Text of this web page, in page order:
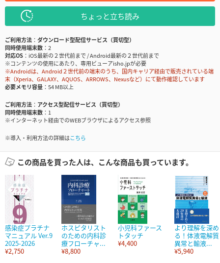
ちょっと立ち読み
ご利用方法
ダウンロード型配信サービス（買切型）
同時使用端末数
2
対応OS
iOS最新の２世代前まで / Android最新の２世代前まで
※コンテンツの使用にあたり、専用ビューアisho.jpが必要
※Androidは、Android２世代前の端末のうち、国内キャリア経由で販売されている端
末（Xperia、GALAXY、AQUOS、ARROWS、Nexusなど）にて動作確認しています
必要メモリ容量
54 MB以上
ご利用方法
アクセス型配信サービス（買切型）
同時使用端末数
1
※インターネット経由でのWEBブラウザによるアクセス参照
※導入・利用方法の詳細はこちら
この商品を買った人は、こんな商品も買っています。
感染症プラチナ
マニュアル Ver.9
2025-2026
¥2,750
ホスピタリスト
のための内科診
療フローチャ...
¥8,800
小児科ファース
トタッチ
¥4,400
より理解を深め
る！体液電解質
異常と輸液...
¥5,940